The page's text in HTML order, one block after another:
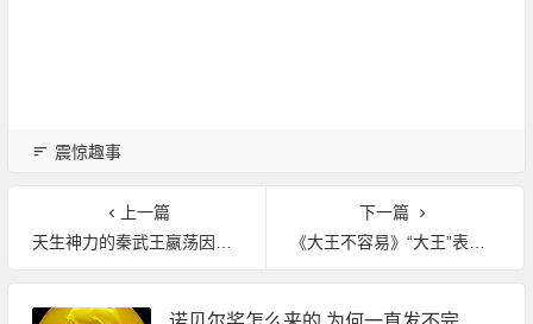
震惊趣事
上一篇
天生神力的秦武王嬴荡因何而亡?竟因一场意外
下一篇
《大王不容易》“大王”表白侍卫 迎洞房花烛